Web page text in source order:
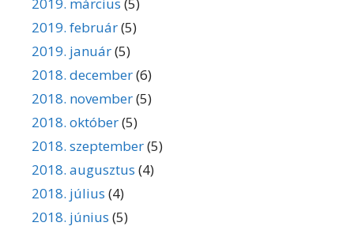
2019. február(5)
2019. január(5)
2018. december(6)
2018. november(5)
2018. október(5)
2018. szeptember(5)
2018. augusztus (4)
2018. július (4)
2018. június (5)